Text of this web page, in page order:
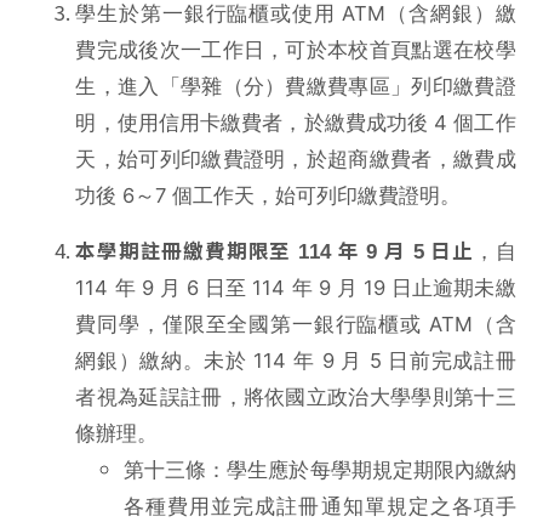
學生於第一銀行臨櫃或使用 ATM（含網銀）繳
費完成後次一工作日，可於本校首頁點選在校學
生，進入「學雜（分）費繳費專區」列印繳費證
明，使用信用卡繳費者，於繳費成功後 4 個工作
天，始可列印繳費證明，於超商繳費者，繳費成
功後 6～7 個工作天，始可列印繳費證明。
本學期註冊繳費期限至 114 年 9 月 5 日止 ，自
114 年 9 月 6 日至 114 年 9 月 19 日止逾期未繳
費同學，僅限至全國第一銀行臨櫃或 ATM（含
網銀）繳納。未於 114 年 9 月 5 日前完成註冊
者視為延誤註冊，將依國立政治大學學則第十三
條辦理。
第十三條：學生應於每學期規定期限內繳納
各種費用並完成註冊通知單規定之各項手